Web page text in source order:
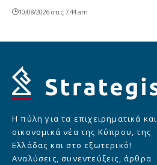
10/08/2026 στις 7:44 am
Η πύλη για τα επιχειρηματικά και
οικονομικά νέα της Κύπρου, της
Ελλάδας και στο εξωτερικό!
Αναλύσεις, συνεντεύξεις, άρθρα